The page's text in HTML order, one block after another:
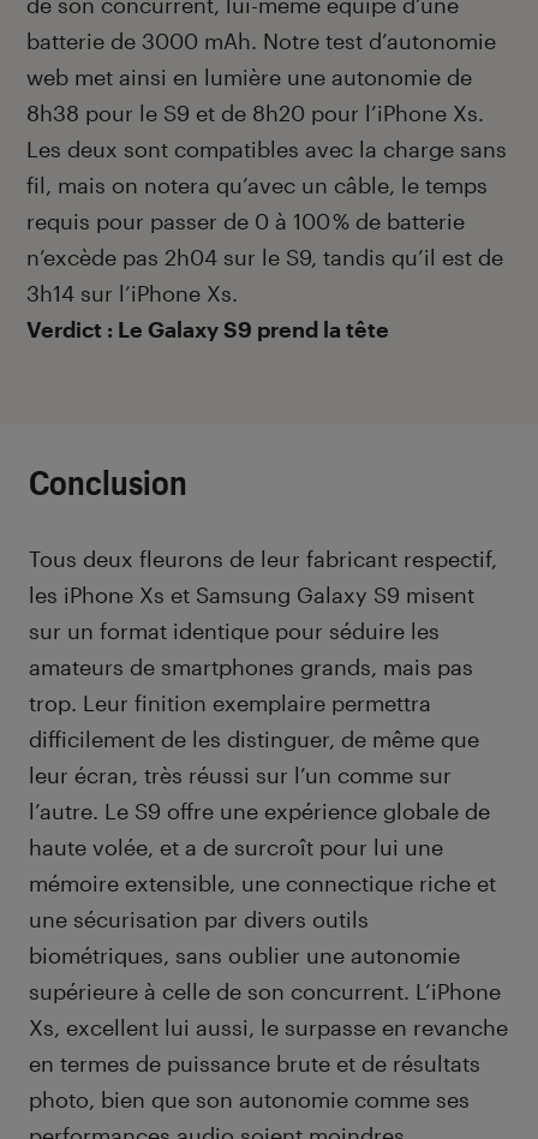
batterie de 3000 mAh. Notre test d’autonomie
web met ainsi en lumière une autonomie de
8h38 pour le S9 et de 8h20 pour l’iPhone Xs.
Les deux sont compatibles avec la charge sans
fil, mais on notera qu’avec un câble, le temps
requis pour passer de 0 à 100 % de batterie
n’excède pas 2h04 sur le S9, tandis qu’il est de
3h14 sur l’iPhone Xs.
Verdict : Le Galaxy S9 prend la tête
Conclusion
Tous deux fleurons de leur fabricant respectif,
les iPhone Xs et Samsung Galaxy S9 misent
sur un format identique pour séduire les
amateurs de smartphones grands, mais pas
trop. Leur finition exemplaire permettra
difficilement de les distinguer, de même que
leur écran, très réussi sur l’un comme sur
l’autre. Le S9 offre une expérience globale de
haute volée, et a de surcroît pour lui une
mémoire extensible, une connectique riche et
une sécurisation par divers outils
biométriques, sans oublier une autonomie
supérieure à celle de son concurrent. L’iPhone
Xs, excellent lui aussi, le surpasse en revanche
en termes de puissance brute et de résultats
photo, bien que son autonomie comme ses